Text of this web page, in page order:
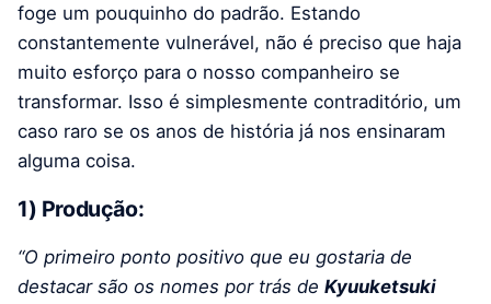
foge um pouquinho do padrão. Estando
constantemente vulnerável, não é preciso que haja
muito esforço para o nosso companheiro se
transformar. Isso é simplesmente contraditório, um
caso raro se os anos de história já nos ensinaram
alguma coisa.
1) Produção:
“O primeiro ponto positivo que eu gostaria de
destacar são os nomes por trás de Kyuuketsuki